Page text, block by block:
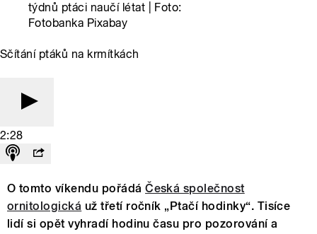
týdnů ptáci naučí létat | Foto:
Fotobanka Pixabay
Sčítání ptáků na krmítkách
2:28
O tomto víkendu pořádáČeská společnost
ornitologická už třetí ročník „Ptačí hodinky“. Tisíce
lidí si opět vyhradí hodinu času pro pozorování a